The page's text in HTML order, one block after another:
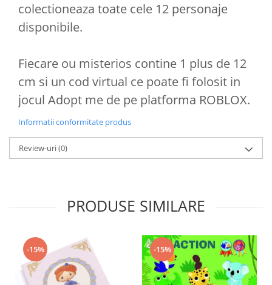
colectioneaza toate cele 12 personaje
disponibile.
Fiecare ou misterios contine 1 plus de 12
cm si un cod virtual ce poate fi folosit in
jocul Adopt me de pe platforma ROBLOX.
Informatii conformitate produs
Review-uri(0)
PRODUSE SIMILARE
-15% -15%